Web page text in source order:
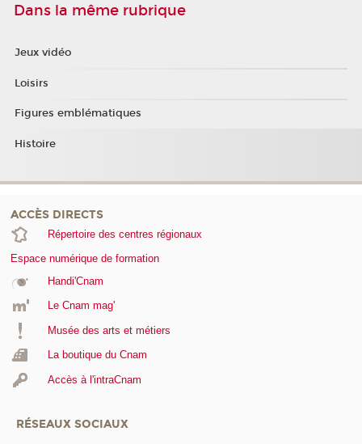
Dans la même rubrique
Jeux vidéo
Loisirs
Figures emblématiques
Histoire
ACCÈS DIRECTS
Répertoire des centres régionaux
Espace numérique de formation
Handi'Cnam
Le Cnam mag'
Musée des arts et métiers
La boutique du Cnam
Accès à l'intraCnam
RÉSEAUX SOCIAUX